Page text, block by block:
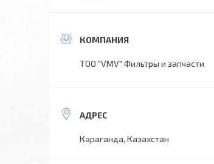
ТОО "VMV" Фильтры и запчасти
Караганда, Казахстан